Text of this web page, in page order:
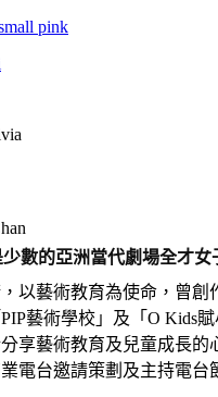
數的亞洲當代劇場全才
以藝術教育為使命，曾
藝術學校」及「O Kids
享藝術教育及兒童成長
電台邀請策劃及主持電台